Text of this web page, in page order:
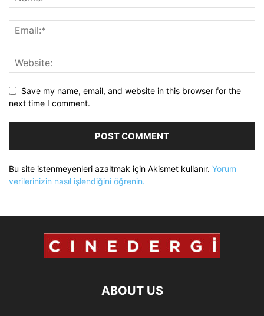
Save my name, email, and website in this browser for the
next time I comment.
Bu site istenmeyenleri azaltmak için Akismet kullanır. Yorum
verilerinizin nasıl işlendiğini öğrenin.
ABOUT US